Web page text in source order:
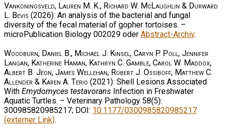
Vankoningsveld, Lauren M. K., Richard W. McLaughlin & Durward
L. Bevis (2026): An analysis of the bacterial and fungal
diversity of the fecal material of gopher tortoises. –
microPublication Biology 002029 oder Abstract-Archiv.
Woodburn, Daniel B., Michael J. Kinsel, Caryn P. Poll, Jennifer
Langan, Katherine Haman, Kathryn C. Gamble, Carol W. Maddox,
Albert B. Jeon, James Wellehan, Robert J. Ossiboff, Matthew C.
Allender & Karen A. Terio (2021): Shell Lesions Associated
With Emydomyces testavorans Infection in Freshwater
Aquatic Turtles. – Veterinary Pathology 58(5):
300985820985217; DOI: 10.1177/0300985820985217
(externer Link).